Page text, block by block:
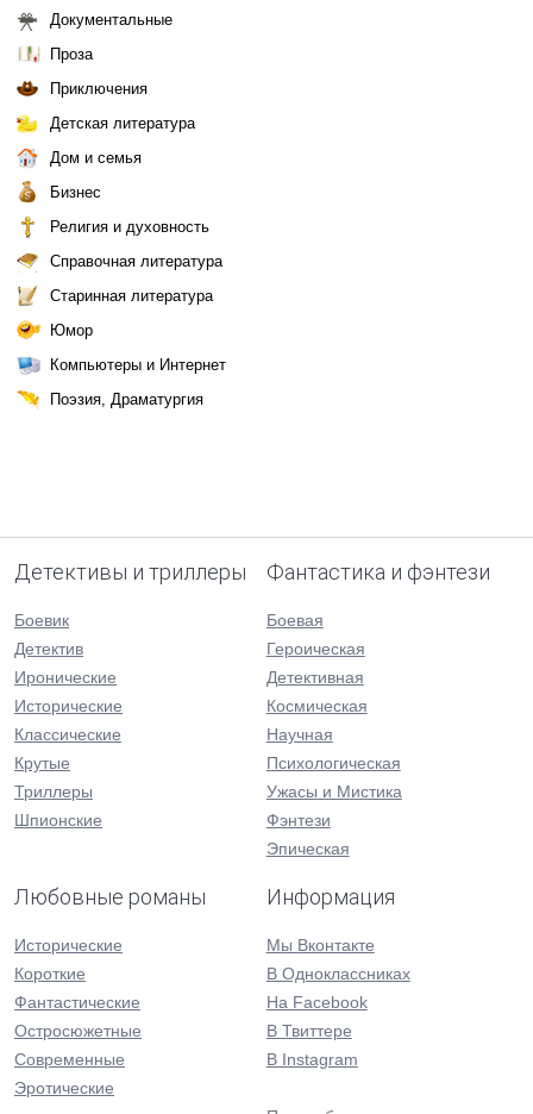
Документальные
Проза
Приключения
Детская литература
Дом и семья
Бизнес
Религия и духовность
Справочная литература
Старинная литература
Юмор
Компьютеры и Интернет
Поэзия, Драматургия
Детективы и триллеры
Боевик
Детектив
Иронические
Исторические
Классические
Крутые
Триллеры
Шпионские
Фантастика и фэнтези
Боевая
Героическая
Детективная
Космическая
Научная
Психологическая
Ужасы и Мистика
Фэнтези
Эпическая
Любовные романы
Исторические
Короткие
Фантастические
Остросюжетные
Современные
Эротические
Информация
Мы Вконтакте
В Одноклассниках
На Facebook
В Твиттере
В Instagram